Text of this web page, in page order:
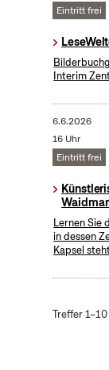
Eintritt frei
Interim
6.6.2026
16 Uhr
Eintritt frei
Lernen Sie
in dessen
Kapsel
Treffer